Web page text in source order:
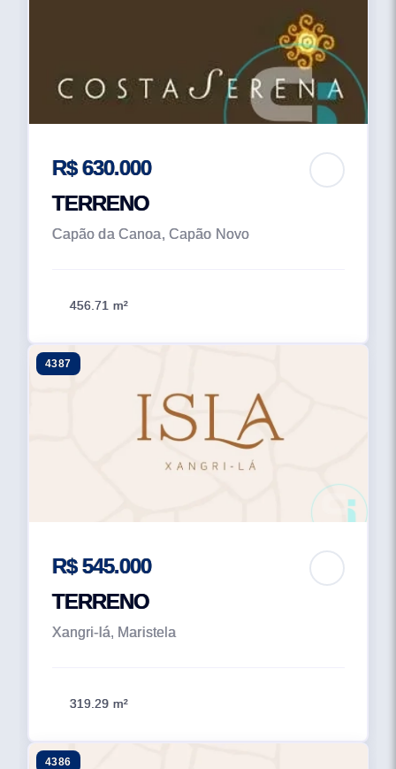
R$ 630.000
TERRENO
Capão da Canoa, Capão Novo
456.71 m²
4387
R$ 545.000
TERRENO
Xangri-lá, Maristela
319.29 m²
4386